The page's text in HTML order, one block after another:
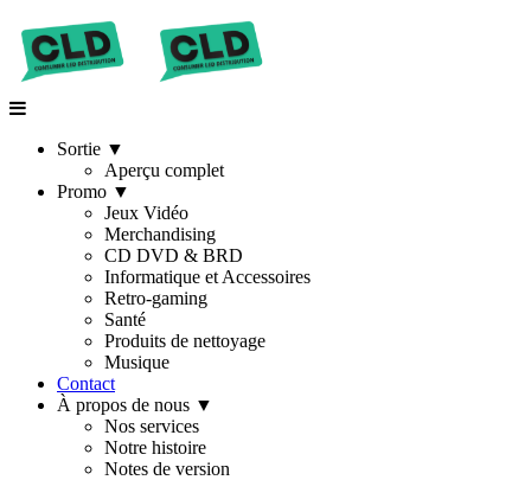
Sortie ▼
Aperçu complet
Promo ▼
Jeux Vidéo
Merchandising
CD DVD & BRD
Informatique et Accessoires
Retro-gaming
Santé
Produits de nettoyage
Musique
Contact
À propos de nous ▼
Nos services
Notre histoire
Notes de version